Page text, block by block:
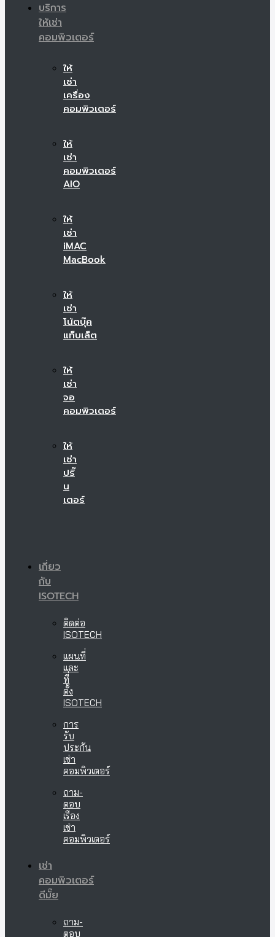
บริการ
ให้เช่า
คอมพิวเตอร์
ให้
เช่า
เครื่อง
คอมพิวเตอร์
ให้
เช่า
คอมพิวเตอร์
AIO
ให้
เช่า
iMAC
MacBook
ให้
เช่า
โน้ตบุ๊ค
แท็บเล็ต
ให้
เช่า
จอ
คอมพิวเตอร์
ให้
เช่า
ปริ๊
น
เตอร์
เกี่ยว
กับ
ISOTECH
ติดต่อ
ISOTECH
แผนที่
และ
ที่
ตั้ง
ISOTECH
การ
รับ
ประกัน
เช่า
คอมพิวเตอร์
ถาม-
ตอบ
เรื่อง
เช่า
คอมพิวเตอร์
เช่า
คอมพิวเตอร์
ดีมั๊ย
ถาม-
ตอบ